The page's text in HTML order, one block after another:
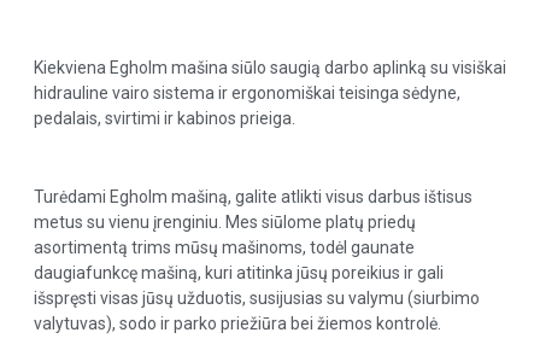
Kiekviena Egholm mašina siūlo saugią darbo aplinką su visiškai
hidrauline vairo sistema ir ergonomiškai teisinga sėdyne,
pedalais, svirtimi ir kabinos prieiga.
Turėdami Egholm mašiną, galite atlikti visus darbus ištisus
metus su vienu įrenginiu. Mes siūlome platų priedų
asortimentą trims mūsų mašinoms, todėl gaunate
daugiafunkcę mašiną, kuri atitinka jūsų poreikius ir gali
išspręsti visas jūsų užduotis, susijusias su valymu (siurbimo
valytuvas), sodo ir parko priežiūra bei žiemos kontrolė.